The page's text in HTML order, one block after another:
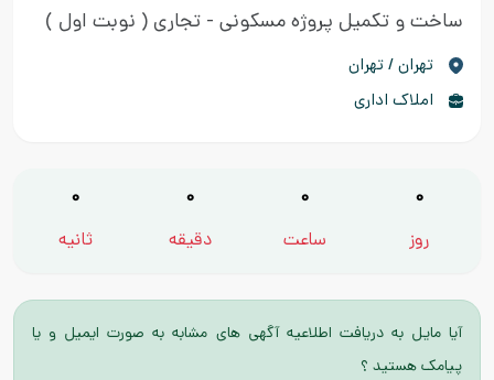
ساخت و تکمیل پروژه مسکونی - تجاری ( نوبت اول )
تهران / تهران
املاک اداری
0
روز
0
ساعت
0
دقیقه
0
ثانیه
آیا مایل به دریافت اطلاعیه آگهی های مشابه به صورت ایمیل و یا
پیامک هستید ؟